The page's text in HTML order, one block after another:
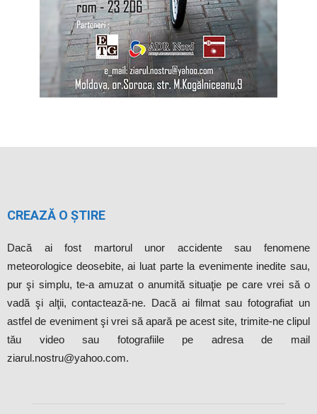
CREAZĂ O ȘTIRE
Dacă ai fost martorul unor accidente sau fenomene
meteorologice deosebite, ai luat parte la evenimente inedite sau,
pur şi simplu, te-a amuzat o anumită situaţie pe care vrei să o
vadă şi alţii, contactează-ne. Dacă ai filmat sau fotografiat un
astfel de eveniment şi vrei să apară pe acest site, trimite-ne clipul
tău video sau fotografiile pe adresa de mail
ziarul.nostru@yahoo.com.